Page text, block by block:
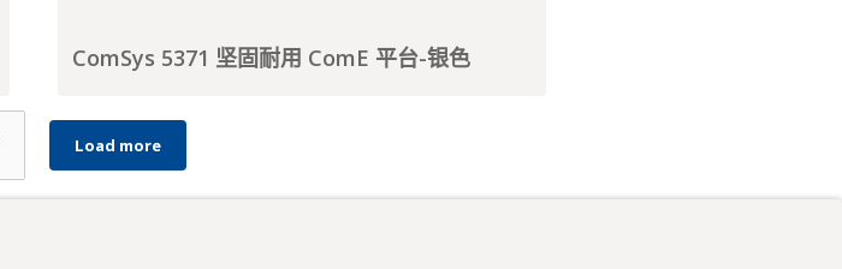
ComSys 5371 坚固耐用 ComE 平台-银色
Load more